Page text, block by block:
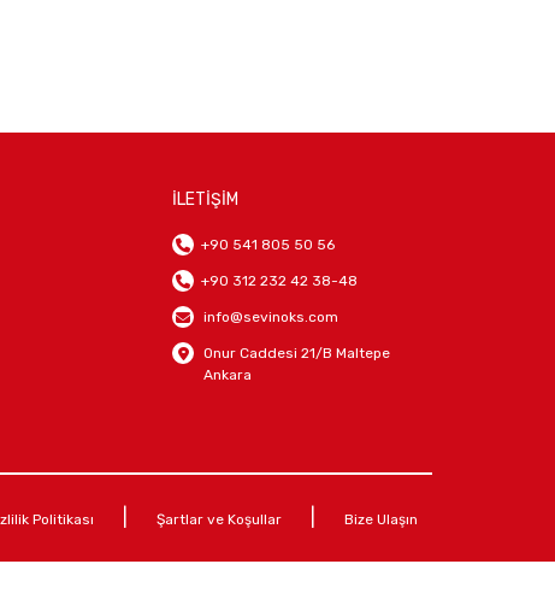
İLETİŞİM
+90 541 805 50 56
+90 312 232 42 38-48
info@sevinoks.com
Onur Caddesi 21/B Maltepe
Ankara
Politikası Şartlar ve Koşullar Bize Ulaşın